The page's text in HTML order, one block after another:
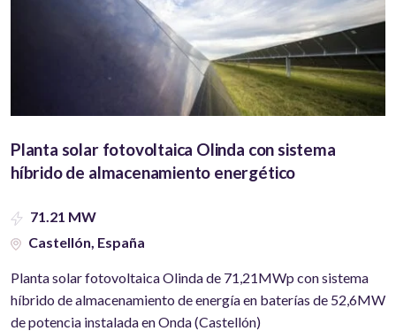
Planta solar fotovoltaica Olinda con sistema
híbrido de almacenamiento energético
71.21 MW
Castellón, España
Planta solar fotovoltaica Olinda de 71,21MWp con sistema
híbrido de almacenamiento de energía en baterías de 52,6MW
de potencia instalada en Onda (Castellón)